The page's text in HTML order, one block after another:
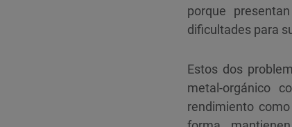
porque
dificultades para
Estos dos
metal-orgánico
rendimiento